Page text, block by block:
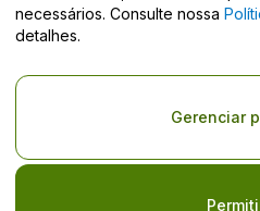
Direito Autoral © viagogo GmbH
O uso deste site constitui
Não partilhar as minhas
necessários. Consulte nossa
detalhes.
Gerenciar